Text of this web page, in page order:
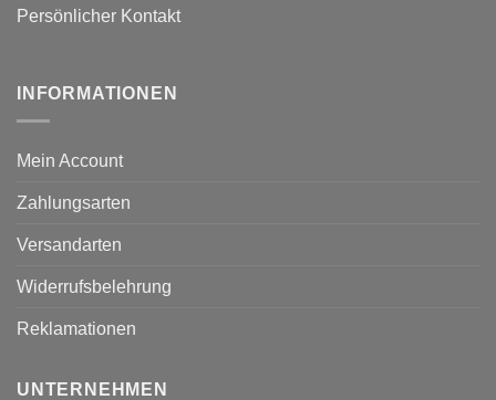
Persönlicher Kontakt
INFORMATIONEN
Mein Account
Zahlungsarten
Versandarten
Widerrufsbelehrung
Reklamationen
UNTERNEHMEN